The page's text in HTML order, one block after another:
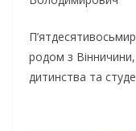
родом з
дитинства та